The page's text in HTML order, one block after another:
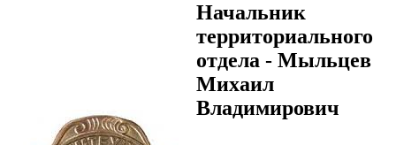
Начальник
территориального
отдела - Мыльцев
Михаил
Владимирович